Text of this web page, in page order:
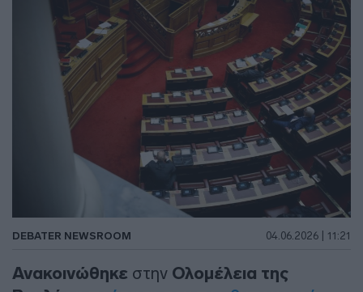
DEBATER NEWSROOM 04.06.2026 | 11:21
Ανακοινώθηκε στην Ολομέλεια της